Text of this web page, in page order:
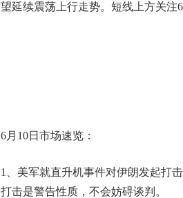
延续震荡上行走势。短线上方关注
6月10日市场速览：
1、美军就直升机事件对伊朗发起打
击是警告性质，不会妨碍谈判。